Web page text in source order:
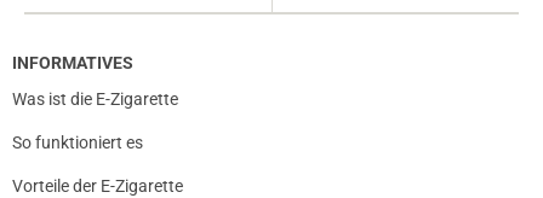
INFORMATIVES
Was ist die E-Zigarette
So funktioniert es
Vorteile der E-Zigarette